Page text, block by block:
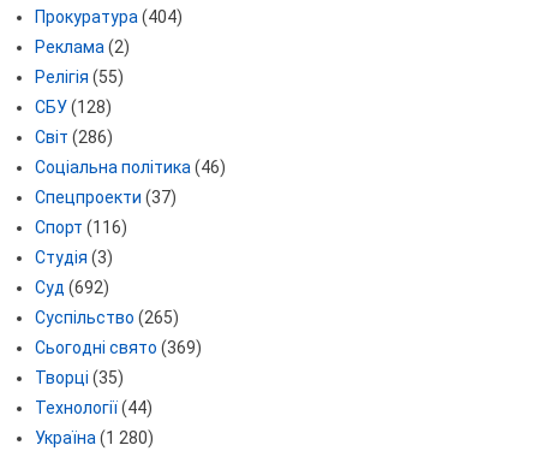
Прокуратура (404)
Реклама (2)
Релігія (55)
СБУ(128)
Світ (286)
Соціальна політика (46)
Спецпроекти (37)
Спорт (116)
Студія (3)
Суд (692)
Суспільство (265)
Сьогодні свято (369)
Творці (35)
Технології(44)
Україна (1 280)